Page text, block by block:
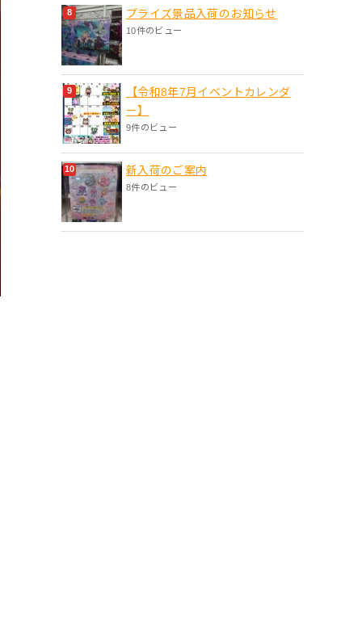
プライズ景品入荷のお知らせ
10件のビュー
【令和8年7月イベントカレンダ
ー】
9件のビュー
新入荷のご案内
8件のビュー